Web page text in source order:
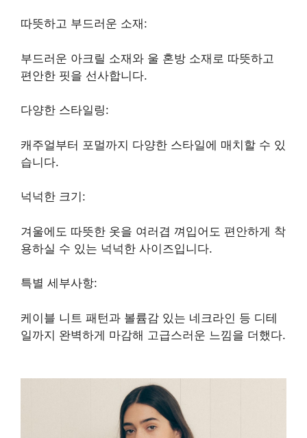
따뜻하고 부드러운 소재:
부드러운 아크릴 소재와 울 혼방 소재로 따뜻하고
편안한 핏을 선사합니다.
다양한 스타일링:
캐주얼부터 포멀까지 다양한 스타일에 매치할 수 있
습니다.
넉넉한 크기:
겨울에도 따뜻한 옷을 여러겹 껴입어도 편안하게 착
용하실 수 있는 넉넉한 사이즈입니다.
특별 세부사항:
케이블 니트 패턴과 볼륨감 있는 네크라인 등 디테
일까지 완벽하게 마감해 고급스러운 느낌을 더했다.